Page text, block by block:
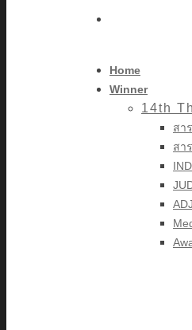
Home
Winner
14th
สา
สา